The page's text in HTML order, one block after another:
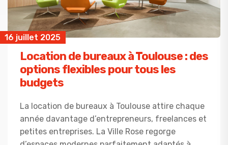
16 juillet 2025
Location de bureaux à Toulouse : des
options flexibles pour tous les
budgets
La location de bureaux à Toulouse attire chaque
année davantage d’entrepreneurs, freelances et
petites entreprises. La Ville Rose regorge